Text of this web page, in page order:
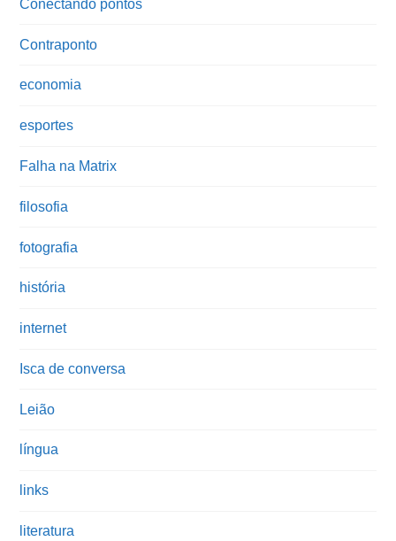
Conectando pontos
Contraponto
economia
esportes
Falha na Matrix
filosofia
fotografia
história
internet
Isca de conversa
Leião
língua
links
literatura